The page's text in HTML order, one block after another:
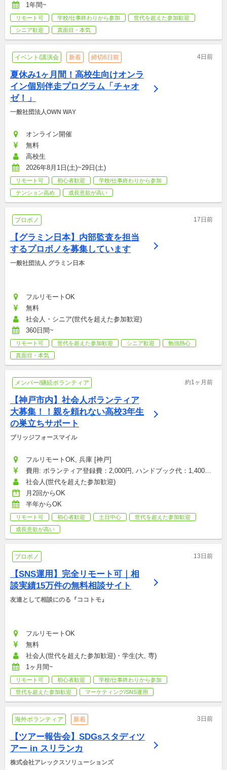
1年間~
リモート可 学校/仕事終わりから参加
世代を超えた参加歓迎
シニア歓迎
真面目・本気
イベント/講演会 新着 締切6日前 4日前
夏休み1ヶ月間！高校生向けオンラ
イン個別伴走プログラム「チャオ
ゼ！」
一般社団法人OWN WAY
オンライン開催
無料
高校生
2026年8月1日(土)~29日(土)
リモート可 初心者歓迎
学校/仕事終わりから参加
テンション高め
成長意欲が高い
プロボノ 17日前
【グラミン日本】内部監査を担当
するプロボノを募集しています
一般社団法人 グラミン日本
フルリモートOK
無料
社会人・シニア(世代を超えた参加歓迎)
360日間~
リモート可 世代を超えた参加歓迎 シニア歓迎
勉強熱心
真面目・本気
メンバー/継続ボランティア 約1ヶ月前
【神戸市内】社会人ボランティア
大募集！！親を頼れない高校3年生
の巣立ちサポート
ブリッジフォースマイル
フルリモートOK, 兵庫 [神戸]
費用: ボランティア登録費：2,000円, ハンドブック代：1,400円,
研修参加費：2,000円, その他雑費：会場型のみ（お菓子・飲み
物代など）：1,500円
社会人(世代を超えた参加歓迎)
月2回からOK
半年からOK
リモート可 初心者歓迎 土日中心
世代を超えた参加歓迎
成長意欲が高い
プロボノ 13日前
【SNS運用】完全リモート可｜相
談実績15万件の無料相談サイト
友達として相談にのる『ココトモ』
フルリモートOK
無料
社会人(世代を超えた参加歓迎)・学生(大, 専)
1ヶ月間~
リモート可 初心者歓迎
学校/仕事終わりから参加
世代を超えた参加歓迎
マーケティング/SNS運用
海外ボランティア 新着 3日前
【ツアー報告会】SDGsスタディツ
アー in スリランカ
株式会社アレックスソリューションズ